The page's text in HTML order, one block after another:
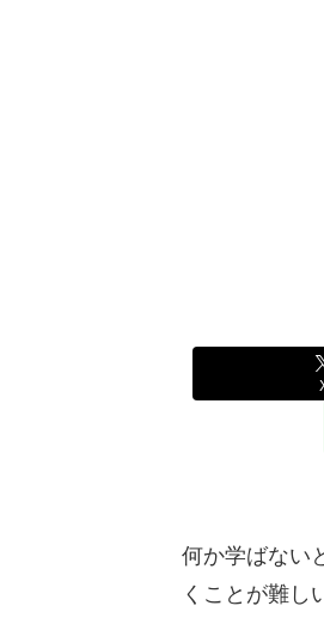
何か学ばない
くことが難し